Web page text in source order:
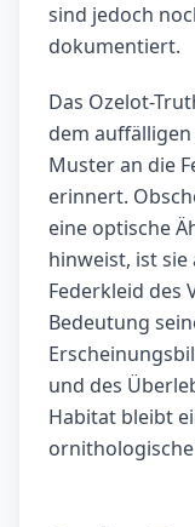
sind jedoch
dokumentiert.
Das Ozelot-
dem auffälligen
Muster an die
erinnert.
eine optische
hinweist, ist
Federkleid des
Bedeutung
und des
Habitat bleibt